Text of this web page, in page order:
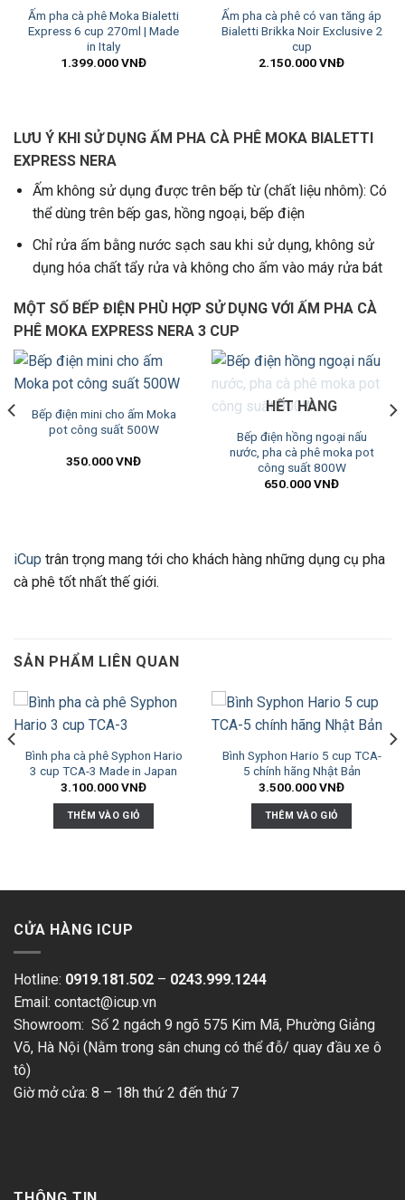
Ấm pha cà phê Moka Bialetti
Express 6 cup 270ml | Made
in Italy
1.399.000VNĐ
Ấm pha cà phê có van tăng áp
Bialetti Brikka Noir Exclusive 2
cup
2.150.000VNĐ
LƯU Ý KHI SỬ DỤNG ẤM PHA CÀ PHÊ MOKA BIALETTI
EXPRESS NERA
Ấm không sử dụng được trên bếp từ (chất liệu nhôm): Có
thể dùng trên bếp gas, hồng ngoại, bếp điện
Chỉ rửa ấm bằng nước sạch sau khi sử dụng, không sử
dụng hóa chất tẩy rửa và không cho ấm vào máy rửa bát
MỘT SỐ BẾP ĐIỆN PHÙ HỢP SỬ DỤNG VỚI ẤM PHA CÀ
PHÊ MOKA EXPRESS NERA 3 CUP
Bếp điện mini cho ấm Moka
pot công suất 500W
350.000VNĐ
HẾT HÀNG
Bếp điện hồng ngoại nấu
nước, pha cà phê moka pot
công suất 800W
650.000VNĐ
iCup trân trọng mang tới cho khách hàng những dụng cụ pha
cà phê tốt nhất thế giới.
SẢN PHẨM LIÊN QUAN
Bình pha cà phê Syphon Hario
3 cup TCA-3 Made in Japan
3.100.000VNĐ
THÊM VÀO GIỎ
Bình Syphon Hario 5 cup TCA-
5 chính hãng Nhật Bản
3.500.000VNĐ
THÊM VÀO GIỎ
CỬA HÀNG ICUP
Hotline: 0919.181.502 – 0243.999.1244
Email: contact@icup.vn
Showroom: Số 2 ngách 9 ngõ 575 Kim Mã, Phường Giảng
Võ, Hà Nội (Nằm trong sân chung có thể đỗ/ quay đầu xe ô
tô)
Giờ mở cửa: 8 – 18h thứ 2 đến thứ 7